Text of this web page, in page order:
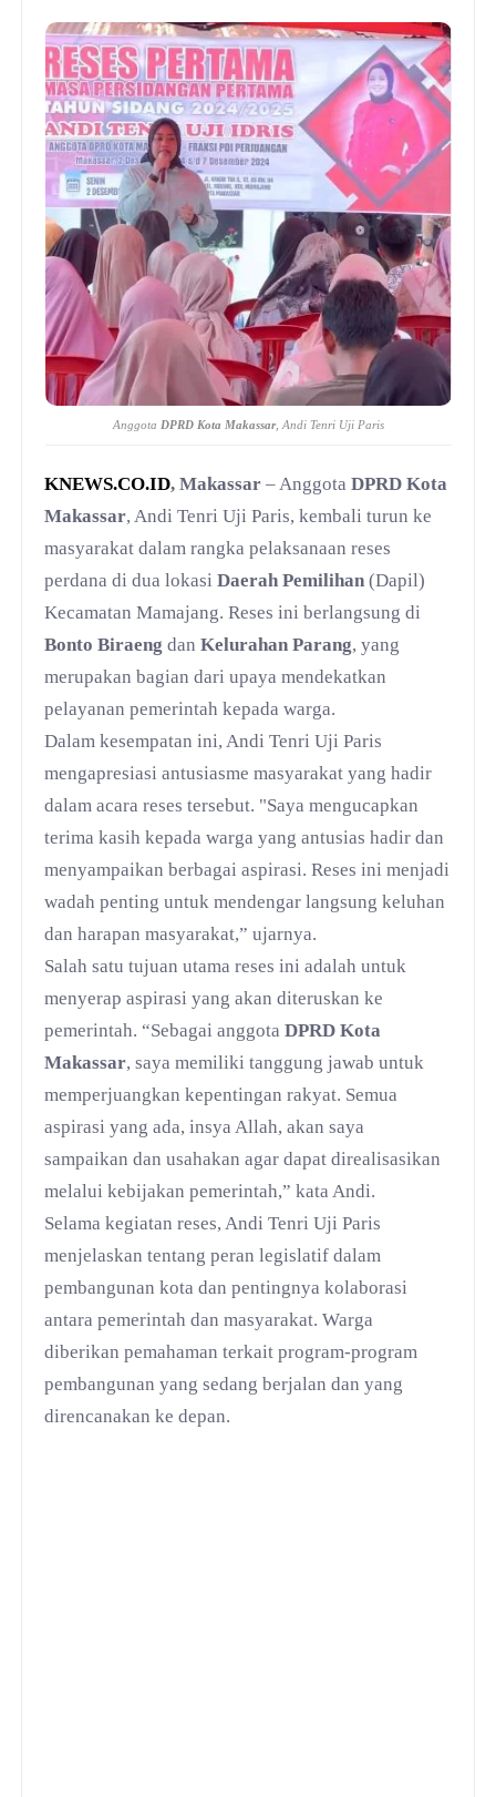
Anggota DPRD Kota Makassar, Andi Tenri Uji Paris
KNEWS.CO.ID, Makassar– AnggotaDPRD Kota
Makassar, Andi Tenri Uji Paris, kembali turun ke
masyarakat dalam rangka pelaksanaan reses
perdana di dua lokasiDaerah Pemilihan (Dapil)
Kecamatan Mamajang. Reses ini berlangsung di
Bonto Biraeng danKelurahan Parang, yang
merupakan bagian dari upaya mendekatkan
pelayanan pemerintah kepada warga.
Dalam kesempatan ini, Andi Tenri Uji Paris
mengapresiasi antusiasme masyarakat yang hadir
dalam acara reses tersebut. "Saya mengucapkan
terima kasih kepada warga yang antusias hadir dan
menyampaikan berbagai aspirasi. Reses ini menjadi
wadah penting untuk mendengar langsung keluhan
dan harapan masyarakat,” ujarnya.
Salah satu tujuan utama reses ini adalah untuk
menyerap aspirasi yang akan diteruskan ke
pemerintah. “Sebagai anggotaDPRD Kota
Makassar, saya memiliki tanggung jawab untuk
memperjuangkan kepentingan rakyat. Semua
aspirasi yang ada, insya Allah, akan saya
sampaikan dan usahakan agar dapat direalisasikan
melalui kebijakan pemerintah,” kata Andi.
Selama kegiatan reses, Andi Tenri Uji Paris
menjelaskan tentang peran legislatif dalam
pembangunan kota dan pentingnya kolaborasi
antara pemerintah dan masyarakat. Warga
diberikan pemahaman terkait program-program
pembangunan yang sedang berjalan dan yang
direncanakan ke depan.